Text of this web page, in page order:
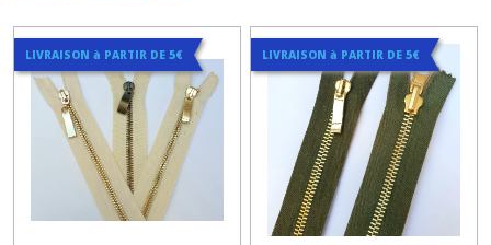
LIVRAISON à PARTIR DE 5€ LIVRAISON à PARTIR DE 5€